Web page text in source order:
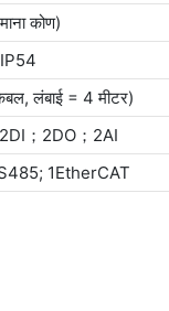
कोण)
IP54
लंबाई = 4 मीटर)
；2DO；2AI
1EtherCAT